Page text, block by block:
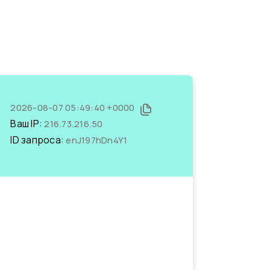
2026-08-07 05:49:40 +0000
Ваш IP:216.73.216.50
ID запроса:enJ197hDn4Y1